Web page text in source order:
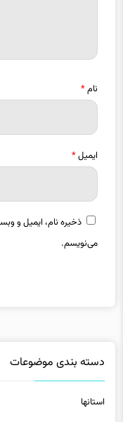
نام*
ایمیل*
ذخیره نام، ایمیل و
می‌نویسم.
دسته بندی موضوعات
استانها